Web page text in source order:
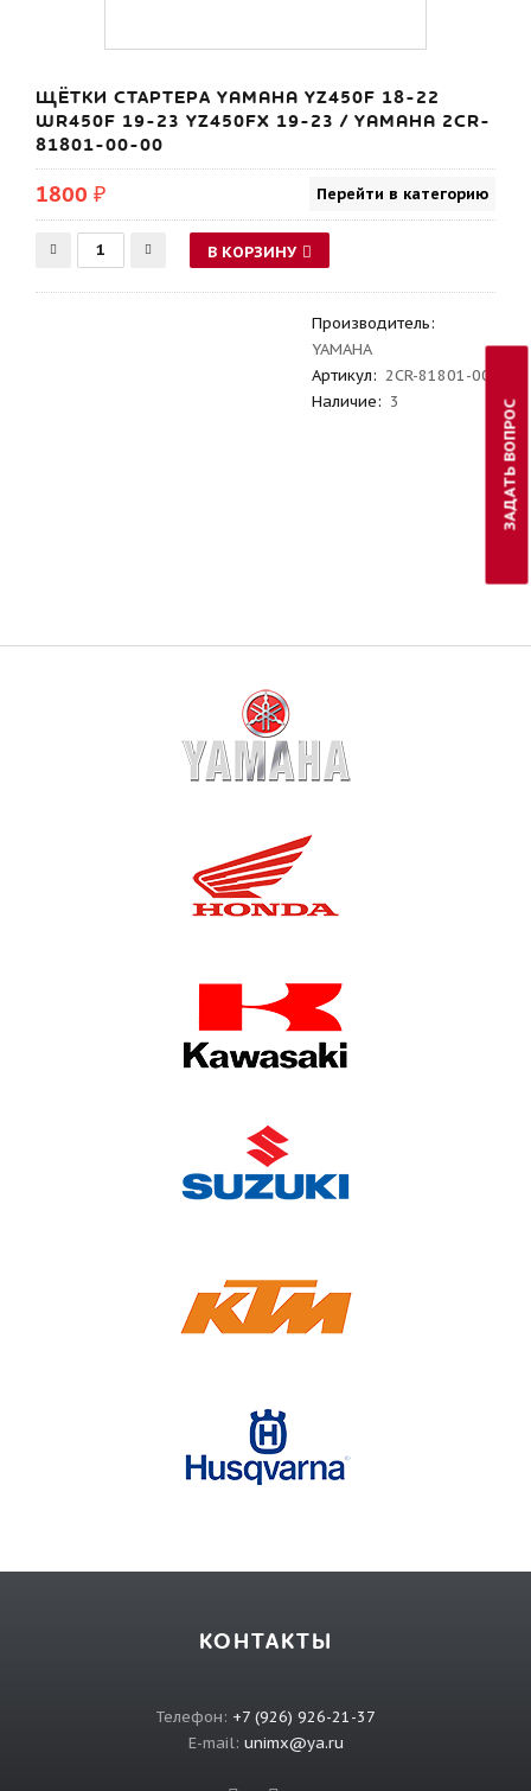
ЩЁТКИ СТАРТЕРА YAMAHA YZ450F 18-22
WR450F 19-23 YZ450FX 19-23 / YAMAHA 2CR-
81801-00-00
1800 ₽ Перейти в категорию
В КОРЗИНУ
Производитель:
YAMAHA
Артикул: 2CR-81801-00
Наличие: 3
КОНТАКТЫ
Телефон: +7 (926) 926-21-37
E-mail: unimx@ya.ru
ЗАДАТЬ ВОПРОС